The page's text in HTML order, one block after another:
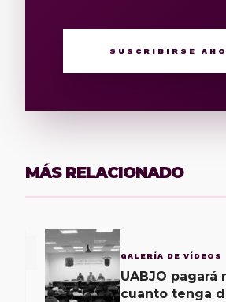
SUSCRIBIRSE
MÁS RELACIONADO
GALERÍA DE VÍDEOS
UABJO pagará
cuanto tenga